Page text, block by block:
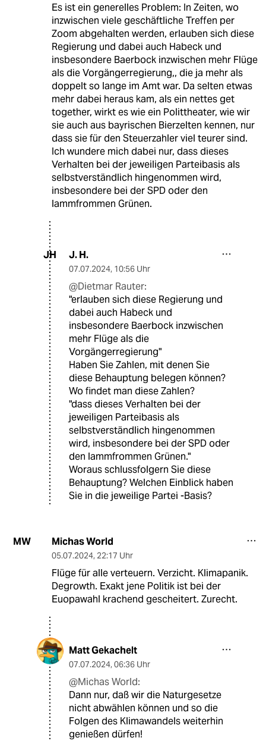
Es ist ein generelles Problem: In Zeiten, wo
inzwischen viele geschäftliche Treffen per
Zoom abgehalten werden, erlauben sich diese
Regierung und dabei auch Habeck und
insbesondere Baerbock inzwischen mehr Flüge
als die Vorgängerregierung,, die ja mehr als
doppelt so lange im Amt war. Da selten etwas
mehr dabei heraus kam, als ein nettes get
together, wirkt es wie ein Polittheater, wie wir
sie auch aus bayrischen Bierzelten kennen, nur
dass sie für den Steuerzahler viel teurer sind.
Ich wundere mich dabei nur, dass dieses
Verhalten bei der jeweiligen Parteibasis als
selbstverständlich hingenommen wird,
insbesondere bei der SPD oder den
lammfrommen Grünen.
JH J. H.
07.07.2024, 10:56 Uhr
@Dietmar Rauter:
"erlauben sich diese Regierung und
dabei auch Habeck und
insbesondere Baerbock inzwischen
mehr Flüge als die
Vorgängerregierung"
Haben Sie Zahlen, mit denen Sie
diese Behauptung belegen können?
Wo findet man diese Zahlen?
"dass dieses Verhalten bei der
jeweiligen Parteibasis als
selbstverständlich hingenommen
wird, insbesondere bei der SPD oder
den lammfrommen Grünen."
Woraus schlussfolgern Sie diese
Behauptung? Welchen Einblick haben
Sie in die jeweilige Partei -Basis?
MW Michas World
05.07.2024, 22:17 Uhr
Flüge für alle verteuern. Verzicht. Klimapanik.
Degrowth. Exakt jene Politik ist bei der
Euopawahl krachend gescheitert. Zurecht.
Matt Gekachelt
07.07.2024, 06:36 Uhr
@Michas World:
Dann nur, daß wir die Naturgesetze
nicht abwählen können und so die
Folgen des Klimawandels weiterhin
genießen dürfen!